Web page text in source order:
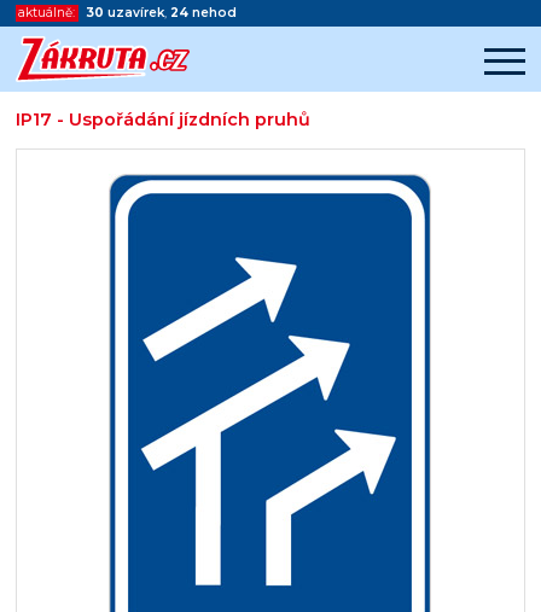
aktuálně: 30 uzavírek, 24 nehod
IP17 - Uspořádání jízdních pruhů
Začátek reklamy
Konec reklamy